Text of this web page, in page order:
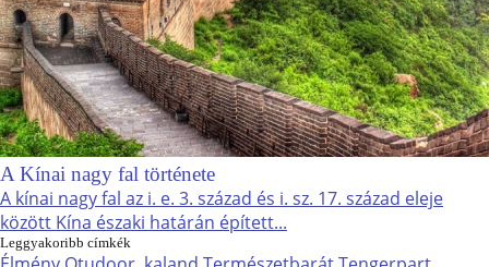
A Kínai nagy fal története
A kínai nagy fal az i. e. 3. század és i. sz. 17. század eleje
között Kína északi határán épített...
Leggyakoribb címkék